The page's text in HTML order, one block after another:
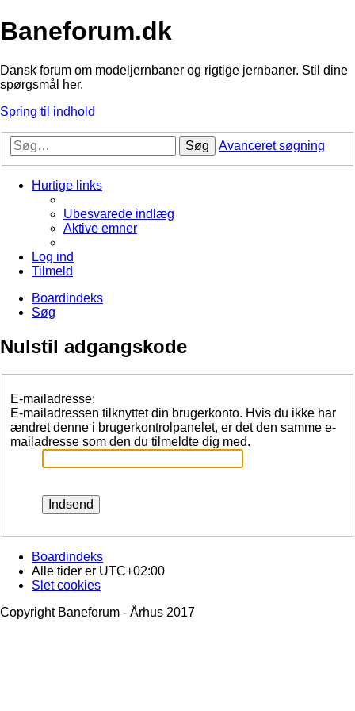
Baneforum.dk
Dansk forum om modeljernbaner og rigtige jernbaner. Stil dine
spørgsmål her.
Spring til indhold
Søg Avanceret søgning
Hurtige links
Ubesvarede indlæg
Aktive emner
Log ind
Tilmeld
Boardindeks
Søg
Nulstil adgangskode
E-mailadresse:
E-mailadressen tilknyttet din brugerkonto. Hvis du ikke har
ændret denne i brugerkontrolpanelet, er det den samme e-
mailadresse som den du tilmeldte dig med.
Boardindeks
Alle tider er UTC+02:00
Slet cookies
Copyright Baneforum - Århus 2017